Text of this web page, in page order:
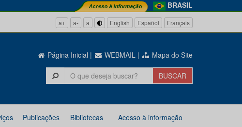
BRASIL
a+ a- a English Español Français
Página Inicial | WEBMAIL | Mapa do Site
Publicações Bibliotecas Acesso à informação